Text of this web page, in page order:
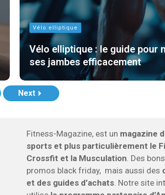
Vélo elliptique
Vélo elliptique : le guide pour
ses jambes efficacement
Next
Fitness-Magazine, est un magazine
sports et plus particulièrement le
Crossfit et la Musculation. Des
promos black friday, mais aussi des
et des guides d’achats. Notre site